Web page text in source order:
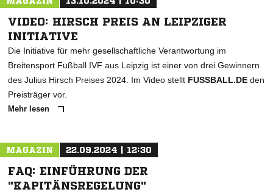
VIDEO: HIRSCH PREIS AN LEIPZIGER
INITIATIVE
Die Initiative für mehr gesellschaftliche Verantwortung im
Breitensport Fußball IVF aus Leipzig ist einer von drei Gewinnern
des Julius Hirsch Preises 2024. Im Video stellt FUSSBALL.DE den
Preisträger vor.
Mehr lesen
MAGAZIN 22.09.2024 | 12:30
FAQ: EINFÜHRUNG DER
"KAPITÄNSREGELUNG"